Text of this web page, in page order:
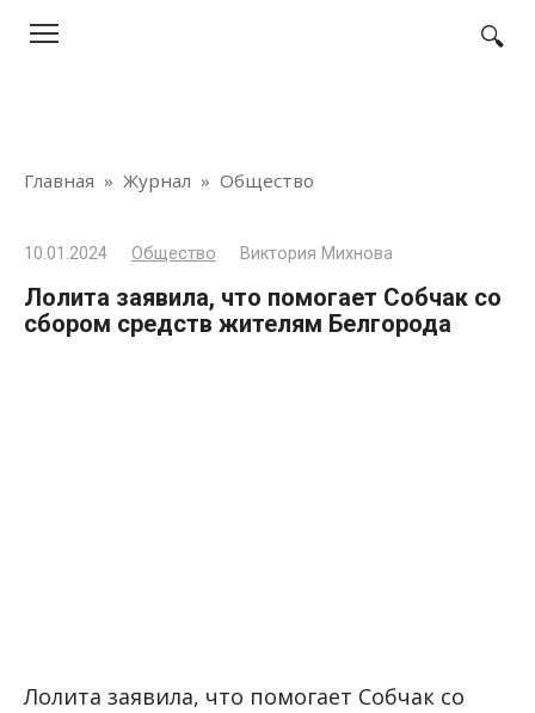
Главная » Журнал » Общество
10.01.2024 Общество Виктория Михнова
Лолита заявила, что помогает Собчак со
сбором средств жителям Белгорода
Лолита заявила, что помогает Собчак со